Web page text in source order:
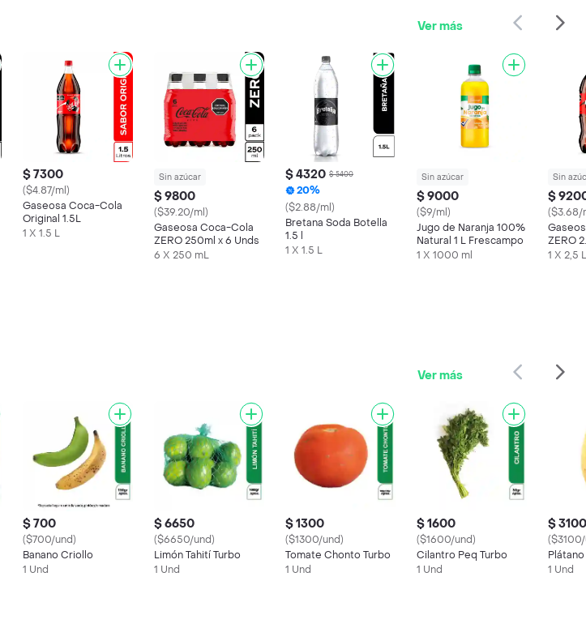
Ver más
$ 7300
($4.87/ml)
Gaseosa Coca-Cola
Original 1.5L
1 X 1.5 L
Sin azúcar
$ 9800
($39.20/ml)
Gaseosa Coca-Cola
ZERO 250ml x 6 Unds
6 X 250 mL
$ 4320 $ 5400
20%
($2.88/ml)
Bretana Soda Botella
1.5 l
1 X 1.5 L
Sin azúcar
$ 9000
($9/ml)
Jugo de Naranja 100%
Natural 1 L Frescampo
1 X 1000 ml
Sin
$
($3.68/
ZERO
1 X 2,5 L
Ver más
$ 700
($700/und)
Banano Criollo
1 Und
$ 6650
($6650/und)
Limón Tahití Turbo
1 Und
$ 1300
($1300/und)
Tomate Chonto Turbo
1 Und
$ 1600
($1600/und)
Cilantro Peq Turbo
1 Und
$ 3100
1 Und